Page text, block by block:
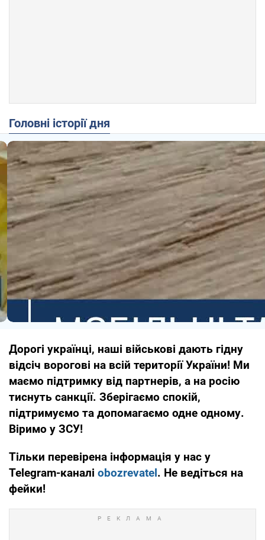
Головні історії дня
Дорогі українці, наші військові дають гідну
відсіч ворогові на всій території України! Ми
маємо підтримку від партнерів, а на росію
тиснуть санкції. Зберігаємо спокій,
підтримуємо та допомагаємо одне одному.
Віримо у ЗСУ!
Тільки перевірена інформація у нас у
Telegram-каналі obozrevatel. Не ведіться на
фейки!